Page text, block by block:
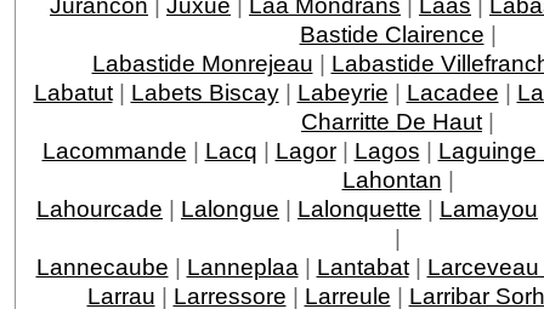
Bastide Clairence |
Labastide Monrejeau | Labastide
Labatut| Labets Biscay| Labeyrie | Lacadee |
Charritte De Haut |
Lacommande | Lacq | Lagor| Lagos | Laguinge
Lahontan |
Lahourcade | Lalongue | Lalonquette | Lamayou
|
Lannecaube | Lanneplaa | Lantabat| Larceveau
Larrau | Larressore | Larreule | Larribar